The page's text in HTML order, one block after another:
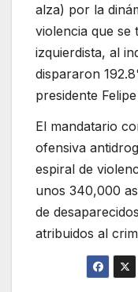
alza) por la
violencia que se
izquierdista, al
dispararon
presidente
El mandatario
ofensiva
espiral de
unos 340,000
de
atribuidos al